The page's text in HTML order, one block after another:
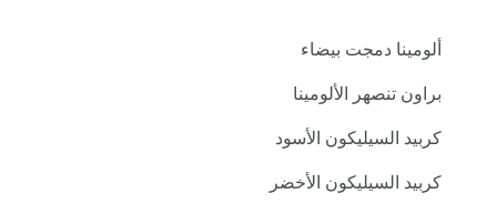
ألومينا دمجت بيضاء
براون تنصهر الألومينا
كربيد السيليكون الأسود
كربيد السيليكون الأخضر